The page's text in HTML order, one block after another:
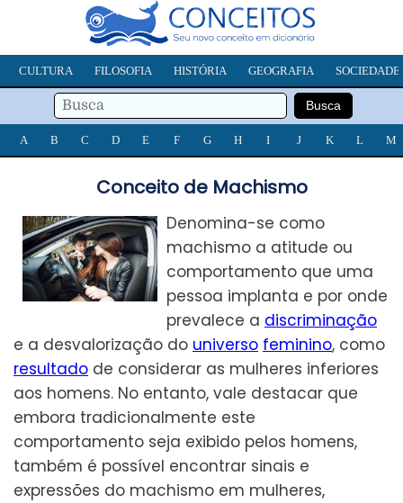
CULTURA FILOSOFIA HISTÓRIA GEOGRAFIA SOCIEDADE
A B C D E F G H I J K L M
Conceito de Machismo
Denomina-se como
machismo a atitude ou
comportamento que uma
pessoa implanta e por onde
prevalece a discriminação
e a desvalorização do universo feminino, como
resultado de considerar as mulheres inferiores
aos homens. No entanto, vale destacar que
embora tradicionalmente este
comportamento seja exibido pelos homens,
também é possível encontrar sinais e
expressões do machismo em mulheres,